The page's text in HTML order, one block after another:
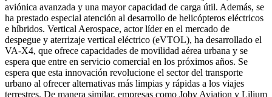
aviónica avanzada y una mayor capacidad de carga útil. Además, se
ha prestado especial atención al desarrollo de helicópteros eléctricos
e híbridos. Vertical Aerospace, actor líder en el mercado de
despegue y aterrizaje vertical eléctrico (eVTOL), ha desarrollado el
VA-X4, que ofrece capacidades de movilidad aérea urbana y se
espera que entre en servicio comercial en los próximos años. Se
espera que esta innovación revolucione el sector del transporte
urbano al ofrecer alternativas más limpias y rápidas a los viajes
terrestres. De manera similar, empresas como Joby Aviation y Lilium